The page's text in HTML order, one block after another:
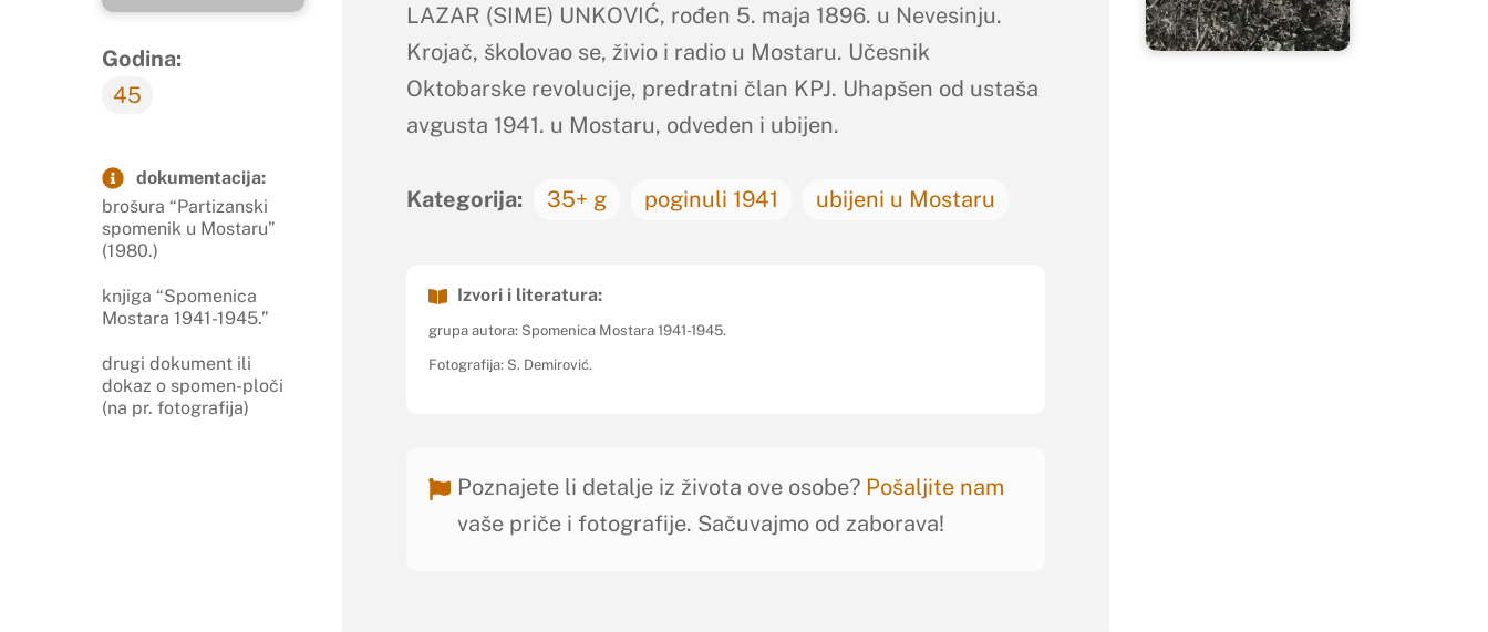
Godina:
45
dokumentacija:
brošura “Partizanski
spomenik u Mostaru”
(1980.)
knjiga “Spomenica
Mostara 1941-1945.”
drugi dokument ili
dokaz o spomen-ploči
(na pr. fotografija)
LAZAR (SIME) UNKOVIĆ, rođen 5. maja 1896. u Nevesinju.
Krojač, školovao se, živio i radio u Mostaru. Učesnik
Oktobarske revolucije, predratni član KPJ. Uhapšen od ustaša
avgusta 1941. u Mostaru, odveden i ubijen.
Kategorija: 35+ g poginuli 1941 ubijeni u Mostaru
Izvori i literatura:
grupa autora: Spomenica Mostara 1941-1945.
Fotografija: S. Demirović.
Poznajete li detalje iz života ove osobe? Pošaljite nam
vaše priče i fotografije. Sačuvajmo od zaborava!